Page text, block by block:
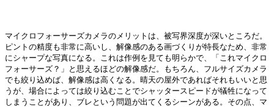
マイクロフォーサーズカメラのメリットは、被写界深度が深いところだ。
ピントの精度も非常に高いし、解像感のある画づくりが特長なため、非常
にシャープな写真になる。これは作例を見ても明らかで、「これマイクロ
フォーサーズ？」と思えるほどの解像感だ。もちろん、フルサイズカメラ
でも絞り込めば、解像感は高くなる。晴天の屋外であればそれもいいと思
うが、場合によっては絞り込むことでシャッタースピードが犠牲になって
しまうことがあり、ブレという問題が出てくるシーンがある。その点、マ